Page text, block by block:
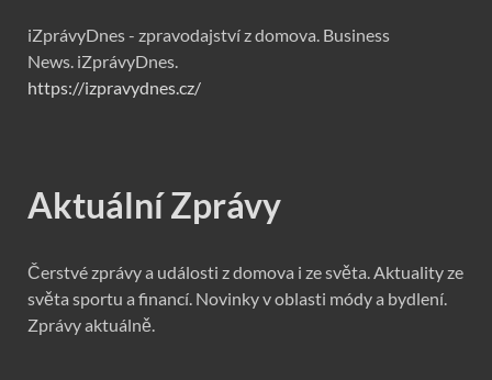
iZprávyDnes - zpravodajství z domova. Business
News. iZprávyDnes.
https://izpravydnes.cz/
Aktuální Zprávy
Čerstvé zprávy a události z domova i ze světa. Aktuality ze
světa sportu a financí. Novinky v oblasti módy a bydlení.
Zprávy aktuálně.